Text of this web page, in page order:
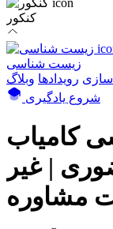
کنکور
زیست شناسی
رویداد‌ها وبلاگ
شروع یادگیری
کامیاب
| غیر
مشاوره